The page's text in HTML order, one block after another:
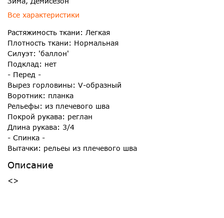
Все характеристики
Растяжимость ткани: Легкая
Плотность ткани: Нормальная
Силуэт: 'баллон'
Подклад: нет
- Перед -
Вырез горловины: V-образный
Воротник: планка
Рельефы: из плечевого шва
Покрой рукава: реглан
Длина рукава: 3/4
- Спинка -
Вытачки: рельеы из плечевого шва
Описание
<>